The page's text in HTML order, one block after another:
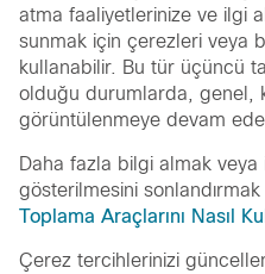
atma faaliyetlerinize ve ilgi
sunmak için çerezleri veya
kullanabilir. Bu tür üçüncü
olduğu durumlarda, genel,
görüntülenmeye devam
Daha fazla bilgi almak veya
gösterilmesini sonlandırmak
Toplama Araçlarını Nasıl
Çerez tercihlerinizi